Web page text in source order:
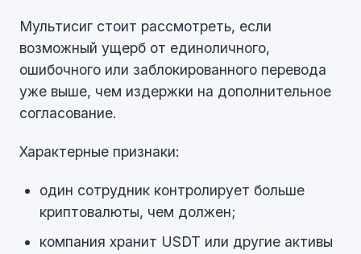
Мультисиг стоит рассмотреть, если
возможный ущерб от единоличного,
ошибочного или заблокированного перевода
уже выше, чем издержки на дополнительное
согласование.
Характерные признаки:
один сотрудник контролирует больше
криптовалюты, чем должен;
компания хранит USDT или другие активы